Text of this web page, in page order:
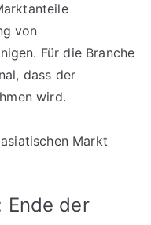
von
Für die Branche
dass der
wird.
Markt
Ende der